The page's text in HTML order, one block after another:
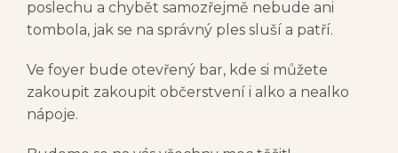
poslechu a chybět samozřejmě nebude ani
tombola, jak se na správný ples sluší a patří.
Ve foyer bude otevřený bar, kde si můžete
zakoupit zakoupit občerstvení i alko a nealko
nápoje.